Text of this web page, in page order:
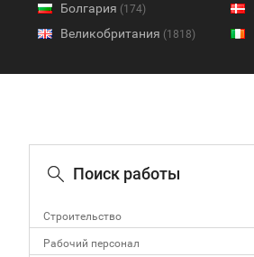
Болгария (174)
Великобритания (1818)
Поиск работы
Строительство
Рабочий персонал